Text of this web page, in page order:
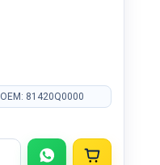
OEM: 81420Q0000